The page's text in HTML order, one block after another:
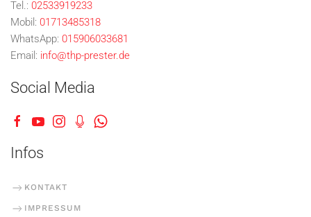
Tel.: 02533919233
Mobil: 01713485318
WhatsApp: 015906033681
Email: info@thp-prester.de
Social Media
Infos
KONTAKT
IMPRESSUM